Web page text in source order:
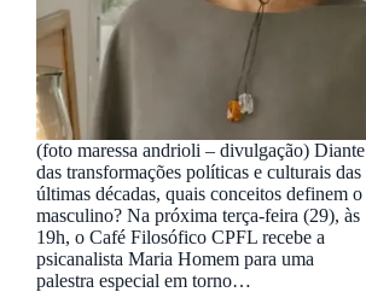
(foto maressa andrioli – divulgação) Diante
das transformações políticas e culturais das
últimas décadas, quais conceitos definem o
masculino? Na próxima terça-feira (29), às
19h, o Café Filosófico CPFL recebe a
psicanalista Maria Homem para uma
palestra especial em torno…